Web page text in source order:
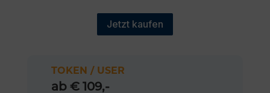
Jetzt kaufen
TOKEN / USER
ab € 109,-